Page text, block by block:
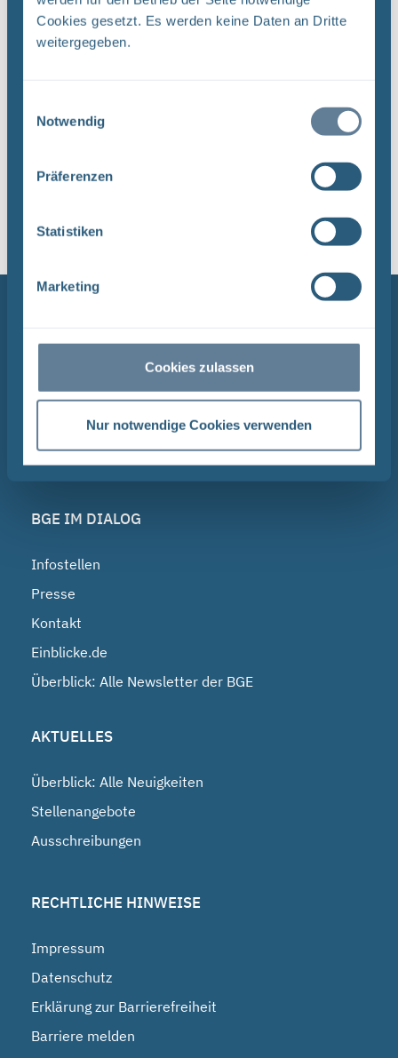
Cookies gesetzt. Es werden keine Daten an Dritte
weitergegeben.
Notwendig
Präferenzen
Statistiken
Marketing
Cookies zulassen
Nur notwendige Cookies verwenden
Infostelle Asse
Alle Meldungen und Pressemitteilungen
NAVIGATION
BGE
Asse
Endlager Konrad
Morsleben
BGE IM DIALOG
Infostellen
Presse
Kontakt
Einblicke.de
Überblick: Alle Newsletter der BGE
AKTUELLES
Überblick: Alle Neuigkeiten
Stellenangebote
Ausschreibungen
RECHTLICHE HINWEISE
Impressum
Datenschutz
Erklärung zur Barrierefreiheit
Barriere melden